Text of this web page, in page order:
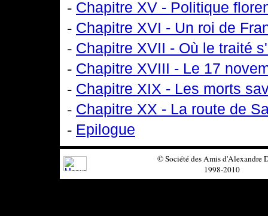
- Chapitre XV - Politique
- Chapitre XVI - Un roi de
- Chapitre XVII - Où le traité
- Chapitre XVIII - Le 17
- Chapitre XIX - Les morts
- Chapitre XX - La route de
- Epilogue
© Société des Amis d'Alexandre
1998-2010